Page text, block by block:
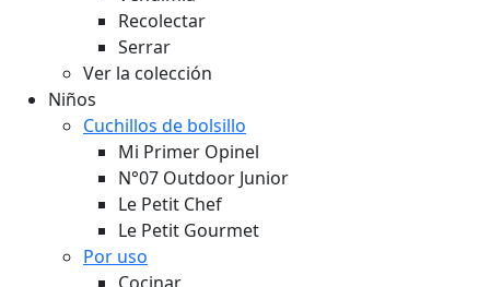
Recolectar
Serrar
Ver la colección
Niños
Cuchillos de bolsillo
Mi Primer Opinel
N°07 Outdoor Junior
Le Petit Chef
Le Petit Gourmet
Por uso